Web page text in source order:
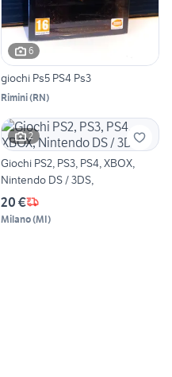
6
giochi Ps5 PS4 Ps3
Rimini(RN)
2
Giochi PS2, PS3, PS4, XBOX,
Nintendo DS / 3DS,
20 €
Milano(MI)